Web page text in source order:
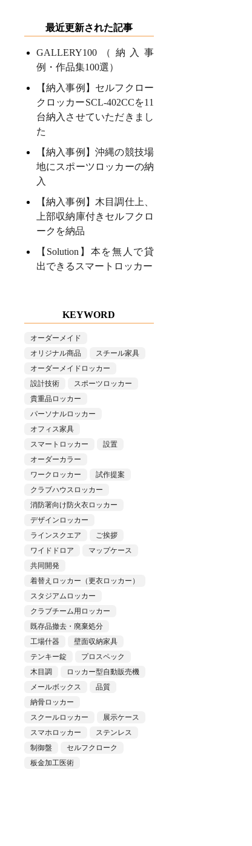
最近更新された記事
GALLERY100（納入事
例・作品集100選）
【納入事例】セルフクロー
クロッカーSCL-402CCを11
台納入させていただきまし
た
【納入事例】沖縄の競技場
地にスポーツロッカーの納
入
【納入事例】木目調仕上、
上部収納庫付きセルフクロ
ークを納品
【Solution】本を無人で貸
出できるスマートロッカー
KEYWORD
オーダーメイド
オリジナル商品
スチール家具
オーダーメイドロッカー
設計技術
スポーツロッカー
貴重品ロッカー
パーソナルロッカー
オフィス家具
スマートロッカー
設置
オーダーカラー
ワークロッカー
試作提案
クラブハウスロッカー
消防署向け防火衣ロッカー
デザインロッカー
ラインスクエア
ご挨拶
ワイドドロア
マップケース
共同開発
着替えロッカー（更衣ロッカー）
スタジアムロッカー
クラブチーム用ロッカー
既存品撤去・廃棄処分
工場什器
壁面収納家具
テンキー錠
プロスペック
木目調
ロッカー型自動販売機
メールボックス
品質
納骨ロッカー
スクールロッカー
展示ケース
スマホロッカー
ステンレス
制御盤
セルフクローク
板金加工医術